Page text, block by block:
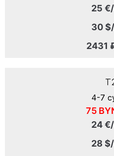
25
30
2431
4-7
75
24
28